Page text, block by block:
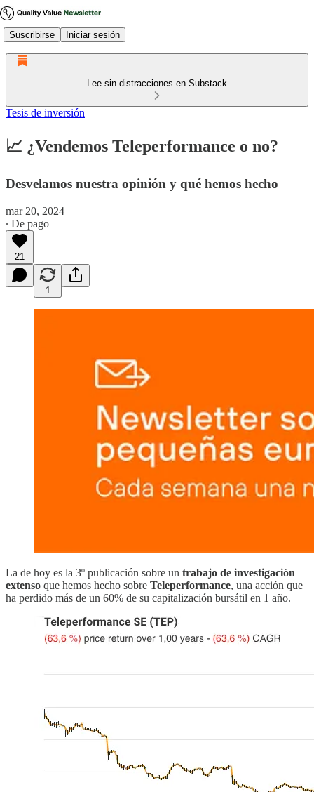
Suscribirse Iniciar sesión
Lee sin distracciones en Substack
Tesis de inversión
📈 ¿Vendemos Teleperformance o no?
Desvelamos nuestra opinión y qué hemos hecho
mar 20, 2024
∙ De pago
21
1
La de hoy es la 3º publicación sobre un trabajo de investigación
extenso que hemos hecho sobre Teleperformance, una acción que
ha perdido más de un 60% de su capitalización bursátil en 1 año.